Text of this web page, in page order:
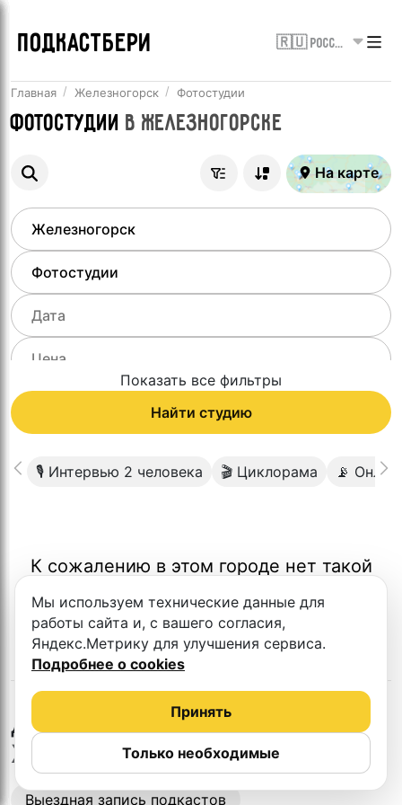
ПОДКАСТБЕРИ 🇷🇺 Россия
Главная Железногорск Фотостудии
Фотостудии в Железногорске
На карте
Показать все фильтры
Найти студию
🎙 Интервью 2 человека 🎬 Циклорама 📡
К сожалению в этом городе нет такой
Другие студии в
Железногорске
Выездная запись подкастов
Мы используем технические данные для
работы сайта и, с вашего согласия,
Яндекс.Метрику для улучшения сервиса.
Подробнее о cookies
Только необходимые
Принять